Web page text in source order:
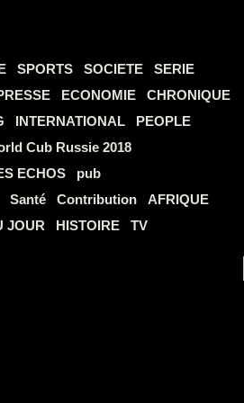
SPORTS SOCIETE
SERIE
ECONOMIE
CHRONIQUE
INTERNATIONAL
PEOPLE
Cub Russie 2018
ECHOS
pub
Santé Contribution
AFRIQUE
JOUR HISTOIRE TV